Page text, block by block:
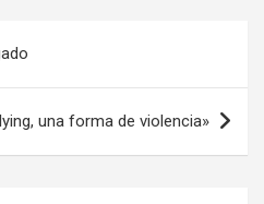
una forma de violencia»